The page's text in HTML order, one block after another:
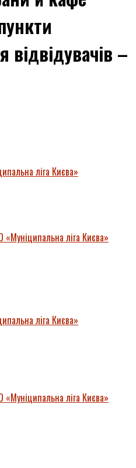
ліга Києва»
«Муніципальна ліга Києва»
ліга Києва»
«Муніципальна ліга Києва»
відвідувачів –